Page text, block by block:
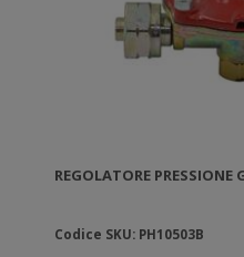
REGOLATORE PRESSIONE
Codice SKU: PH10503B